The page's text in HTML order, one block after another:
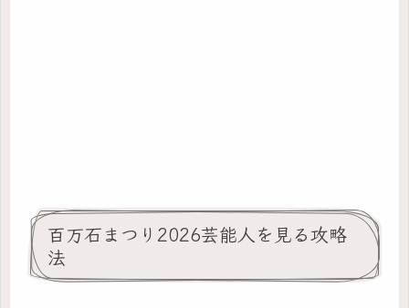
百万石まつり2026芸能人を見る攻略
法